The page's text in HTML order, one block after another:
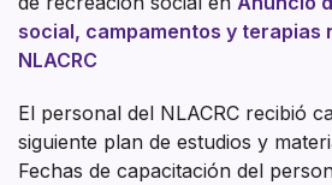
social, campamentos y terapias
NLACRC
El personal del NLACRC recibió
siguiente plan de estudios y
Fechas de capacitación del